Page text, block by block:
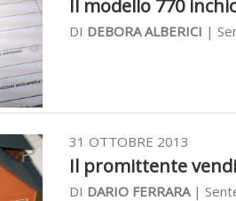
Il modello 770
DI DEBORA ALBERICI |
31 OTTOBRE 2013
Il promittente
DI DARIO FERRARA|